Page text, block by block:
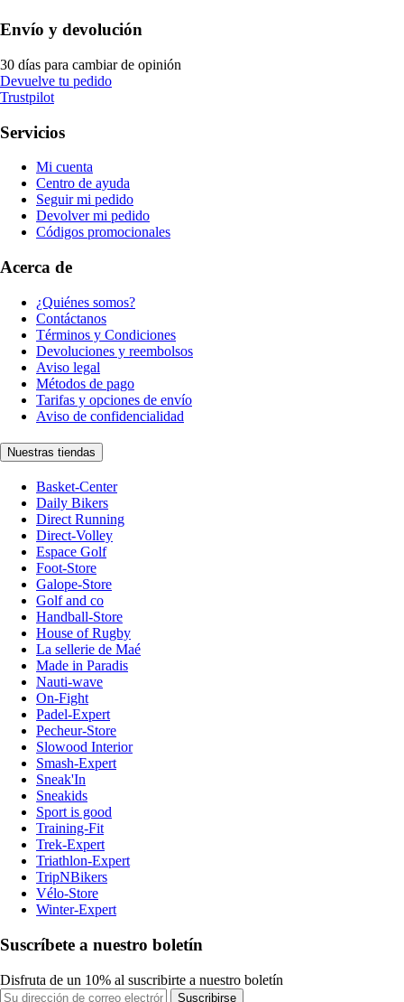
Envío y devolución
30 días para cambiar de opinión
Devuelve tu pedido
Trustpilot
Servicios
Mi cuenta
Centro de ayuda
Seguir mi pedido
Devolver mi pedido
Códigos promocionales
Acerca de
¿Quiénes somos?
Contáctanos
Términos y Condiciones
Devoluciones y reembolsos
Aviso legal
Métodos de pago
Tarifas y opciones de envío
Aviso de confidencialidad
Nuestras tiendas
Basket-Center
Daily Bikers
Direct Running
Direct-Volley
Espace Golf
Foot-Store
Galope-Store
Golf and co
Handball-Store
House of Rugby
La sellerie de Maé
Made in Paradis
Nauti-wave
On-Fight
Padel-Expert
Pecheur-Store
Slowood Interior
Smash-Expert
Sneak'In
Sneakids
Sport is good
Training-Fit
Trek-Expert
Triathlon-Expert
TripNBikers
Vélo-Store
Winter-Expert
Suscríbete a nuestro boletín
Disfruta de un 10% al suscribirte a nuestro boletín
Suscribirse